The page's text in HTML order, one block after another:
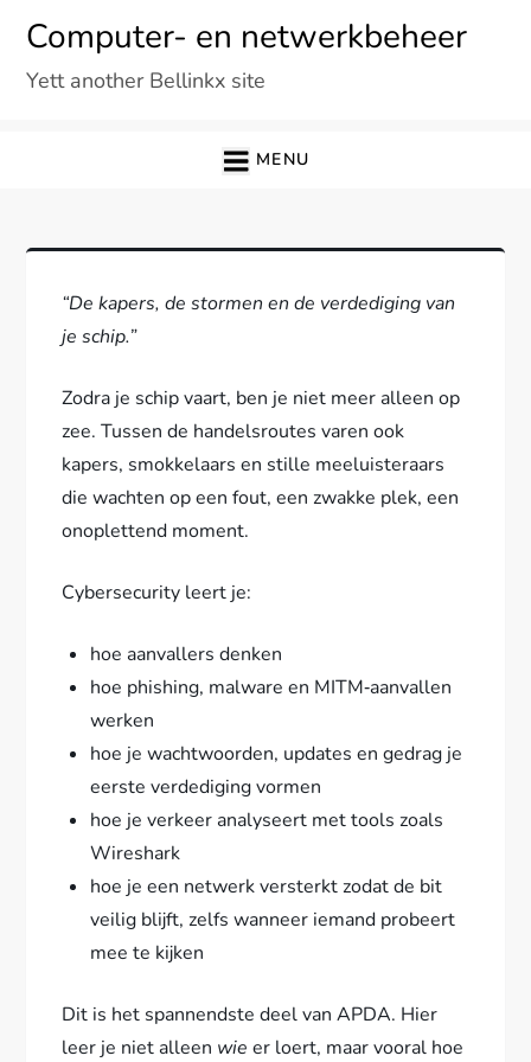
naarComputer- en netwerkbeheer
Yett another Bellinkx site
MENU
“De kapers, de stormen en de verdediging van
je schip.”
Zodra je schip vaart, ben je niet meer alleen op
zee. Tussen de handelsroutes varen ook
kapers, smokkelaars en stille meeluisteraars
die wachten op een fout, een zwakke plek, een
onoplettend moment.
Cybersecurity leert je:
hoe aanvallers denken
hoe phishing, malware en MITM‑aanvallen
werken
hoe je wachtwoorden, updates en gedrag je
eerste verdediging vormen
hoe je verkeer analyseert met tools zoals
Wireshark
hoe je een netwerk versterkt zodat de bit
veilig blijft, zelfs wanneer iemand probeert
mee te kijken
Dit is het spannendste deel van APDA. Hier
leer je niet alleen wie er loert, maar vooral hoe